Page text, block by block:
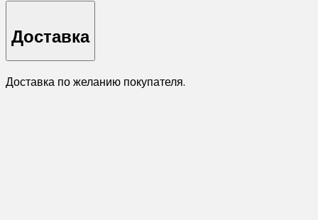
Доставка
Доставка по желанию покупателя.